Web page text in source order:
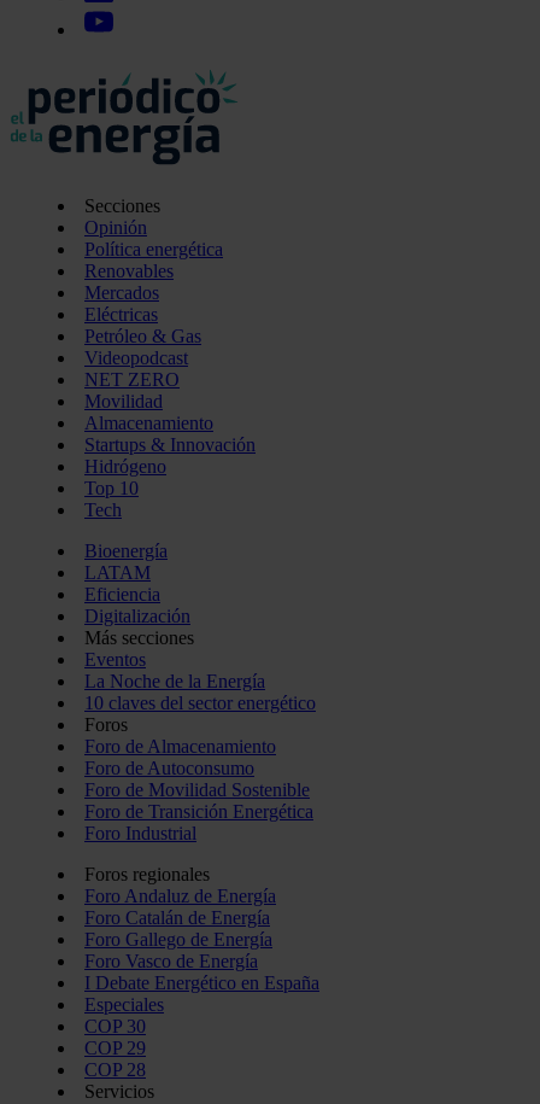
Secciones
Opinión
Política energética
Renovables
Mercados
Eléctricas
Petróleo & Gas
Videopodcast
NET ZERO
Movilidad
Almacenamiento
Startups & Innovación
Hidrógeno
Top 10
Tech
Bioenergía
LATAM
Eficiencia
Digitalización
Más secciones
Eventos
La Noche de la Energía
10 claves del sector energético
Foros
Foro de Almacenamiento
Foro de Autoconsumo
Foro de Movilidad Sostenible
Foro de Transición Energética
Foro Industrial
Foros regionales
Foro Andaluz de Energía
Foro Catalán de Energía
Foro Gallego de Energía
Foro Vasco de Energía
I Debate Energético en España
Especiales
COP 30
COP 29
COP 28
Servicios